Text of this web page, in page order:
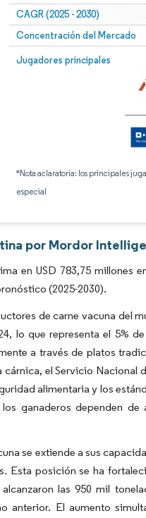
CAGR (2025 - 2030)
Concentración del Mercado
Jugadores principales
*Nota aclaratoria: los principales
especial
por Mordor
en USD 783,75 millones
(2025-2030).
de carne vacuna del
lo que representa el 5%
a través de platos
el Servicio Nacional
alimentaria y los
ganaderos dependen
se extiende a sus
Esta posición se ha
las 950 mil
anterior. El aumento